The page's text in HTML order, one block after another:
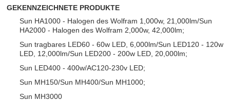
GEKENNZEICHNETE PRODUKTE
Sun HA1000 - Halogen des Wolfram 1,000w, 21,000lm/Sun
HA2000 - Halogen des Wolfram 2,000w, 42,000lm;
Sun tragbares LED60 - 60w LED, 6,000lm/Sun LED120 - 120w
LED, 12,000lm/Sun LED200 - 200w LED, 20,000lm;
Sun LED400 - 400w/AC120-230v LED;
Sun MH150/Sun MH400/Sun MH1000;
Sun MH3000